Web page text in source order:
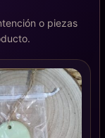
o piezas